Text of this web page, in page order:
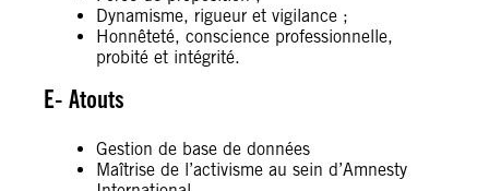
Dynamisme, rigueur et vigilance ;
Honnêteté, conscience professionnelle,
probité et intégrité.
E- Atouts
Gestion de base de données
Maîtrise de l’activisme au sein d’Amnesty